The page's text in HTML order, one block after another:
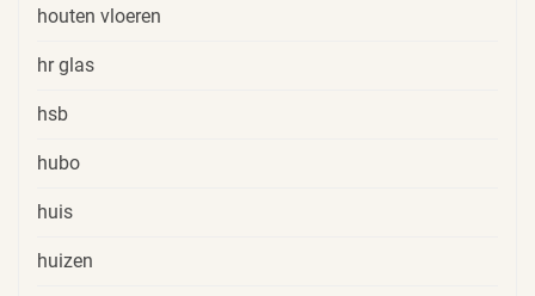
houten vloeren
hr glas
hsb
hubo
huis
huizen